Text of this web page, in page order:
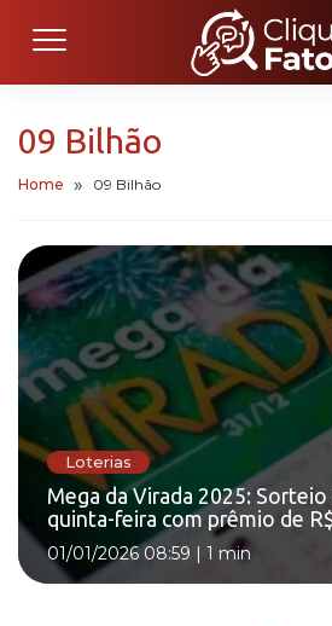
09 Bilhão
Home 09 Bilhão
Loterias
Mega da Virada 2025:
quinta-feira com prêmio de
01/01/2026 08:59 | 1 min